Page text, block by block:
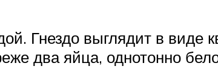
Гнездо выглядит в виде
два яйца, однотонно